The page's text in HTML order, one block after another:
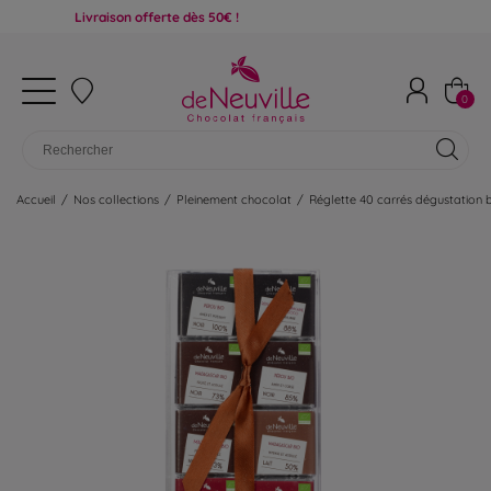
Livraison offerte dès 50€ !
0
Accueil / Nos collections / Pleinement chocolat / Réglette 40 carrés dégustation